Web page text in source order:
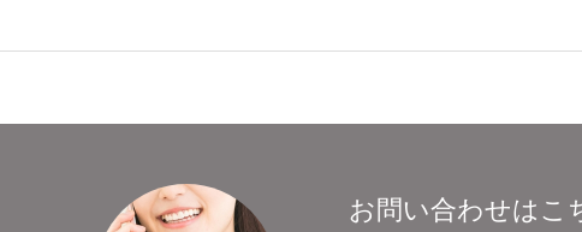
お問い合わせはこ